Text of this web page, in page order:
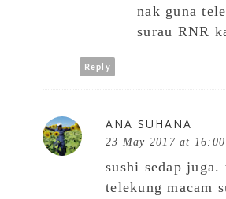
nak guna
surau RNR
Reply
ANA SUHANA
23 May 2017 at 16:00
sushi sedap juga.
telekung macam